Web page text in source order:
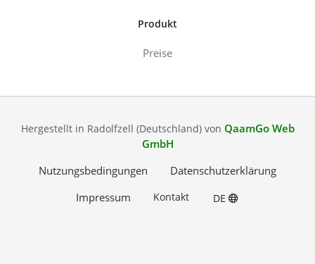
Produkt
Preise
Hergestellt in Radolfzell (Deutschland) von QaamGo Web
GmbH
Nutzungsbedingungen
Datenschutzerklärung
Impressum
Kontakt DE